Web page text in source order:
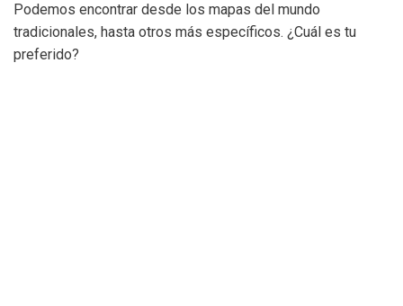
Podemos encontrar desde los mapas del mundo
tradicionales, hasta otros más específicos. ¿Cuál es tu
preferido?